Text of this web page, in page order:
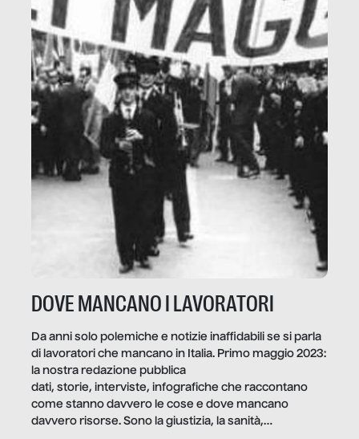
DOVE MANCANO I LAVORATORI
Da anni solo polemiche e notizie inaffidabili se si parla
di lavoratori che mancano in Italia. Primo maggio 2023:
la nostra redazione pubblica
dati, storie, interviste, infografiche che raccontano
come stanno davvero le cose e dove mancano
davvero risorse. Sono la giustizia, la sanità,